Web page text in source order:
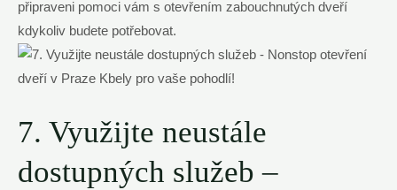
připraveni pomoci vám s otevřením zabouchnutých dveří
kdykoliv budete potřebovat.
7. Využijte neustále
dostupných služeb –